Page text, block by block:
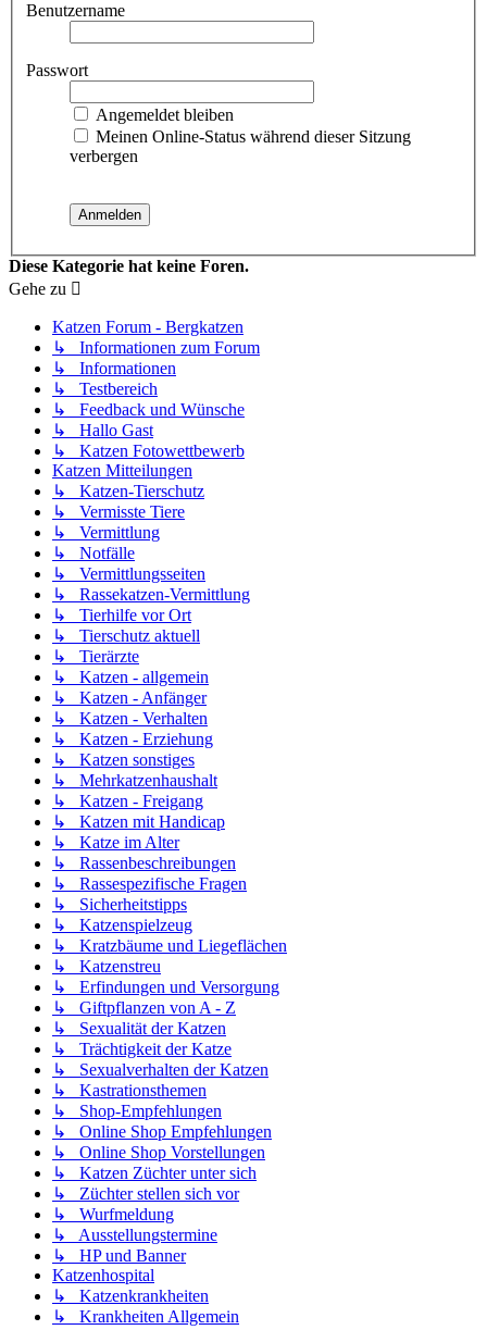
Benutzername
Passwort
Angemeldet bleiben
Meinen Online-Status während dieser Sitzung
verbergen
Diese Kategorie hat keine Foren.
Gehe zu
Katzen Forum - Bergkatzen
↳ Informationen zum Forum
↳ Informationen
↳ Testbereich
↳ Feedback und Wünsche
↳ Hallo Gast
↳ Katzen Fotowettbewerb
Katzen Mitteilungen
↳ Katzen-Tierschutz
↳ Vermisste Tiere
↳ Vermittlung
↳ Notfälle
↳ Vermittlungsseiten
↳ Rassekatzen-Vermittlung
↳ Tierhilfe vor Ort
↳ Tierschutz aktuell
↳ Tierärzte
↳ Katzen - allgemein
↳ Katzen - Anfänger
↳ Katzen - Verhalten
↳ Katzen - Erziehung
↳ Katzen sonstiges
↳ Mehrkatzenhaushalt
↳ Katzen - Freigang
↳ Katzen mit Handicap
↳ Katze im Alter
↳ Rassenbeschreibungen
↳ Rassespezifische Fragen
↳ Sicherheitstipps
↳ Katzenspielzeug
↳ Kratzbäume und Liegeflächen
↳ Katzenstreu
↳ Erfindungen und Versorgung
↳ Giftpflanzen von A - Z
↳ Sexualität der Katzen
↳ Trächtigkeit der Katze
↳ Sexualverhalten der Katzen
↳ Kastrationsthemen
↳ Shop-Empfehlungen
↳ Online Shop Empfehlungen
↳ Online Shop Vorstellungen
↳ Katzen Züchter unter sich
↳ Züchter stellen sich vor
↳ Wurfmeldung
↳ Ausstellungstermine
↳ HP und Banner
Katzenhospital
↳ Katzenkrankheiten
↳ Krankheiten Allgemein